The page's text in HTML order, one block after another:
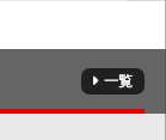
一覧